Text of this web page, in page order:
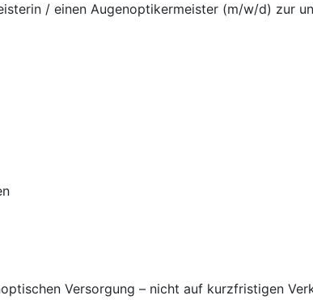
/ einen Augenoptikermeister (m/w/d) zur
Versorgung – nicht auf kurzfristigen